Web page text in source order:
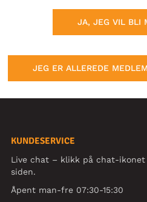
JA, JEG VIL BLI
JEG ER ALLEREDE
KUNDESERVICE
Live chat – klikk på chat-
siden.
Åpent man-fre 07:30-15:30